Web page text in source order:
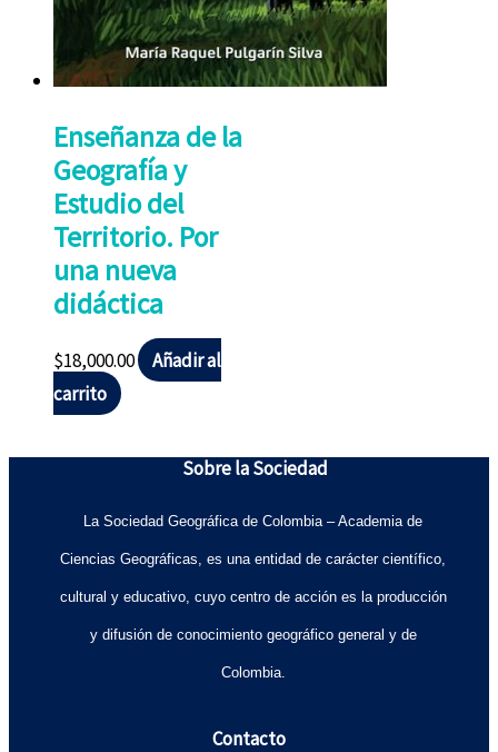
Enseñanza de la
Geografía y
Estudio del
Territorio. Por
una nueva
didáctica
$18,000.00
Añadir al
carrito
Sobre la Sociedad
La Sociedad Geográfica de Colombia – Academia de
Ciencias Geográficas, es una entidad de carácter científico,
cultural y educativo, cuyo centro de acción es la producción
y difusión de conocimiento geográfico general y de
Colombia.
Contacto